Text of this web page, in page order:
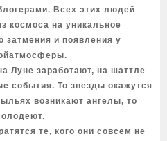
Всех этих людей
космоса на уникальное
затмения и появления у
Луне заработают, на шаттле
события. То звезды окажутся
возникают ангелы, то
те, кого они совсем не